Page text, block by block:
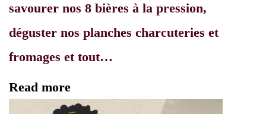
savourer nos 8 bières à la pression,
déguster nos planches charcuteries et
fromages et tout…
Read more